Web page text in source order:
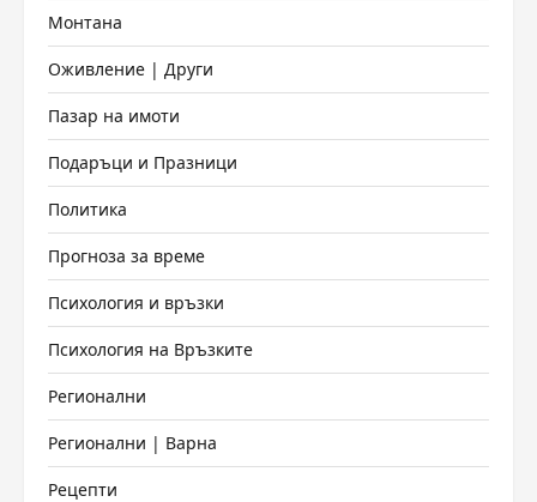
Монтана
Оживление | Други
Пазар на имоти
Подаръци и Празници
Политика
Прогноза за време
Психология и връзки
Психология на Връзките
Регионални
Регионални | Варна
Рецепти